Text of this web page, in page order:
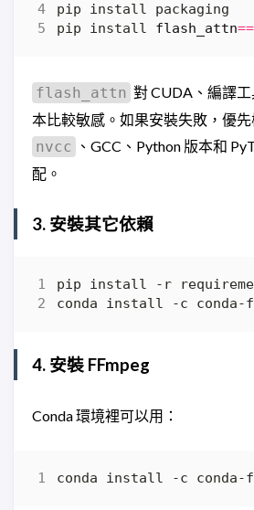
pip install flash_attn==
flash_attn 對 CUDA、編譯
本比較敏感。如果安裝失敗，優先
nvcc 、GCC、Python 版本和
配。
3. 安裝其它依賴
4. 安裝 FFmpeg
Conda 環境裡可以用：